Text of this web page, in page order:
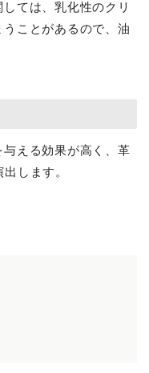
ては、乳化性のクリ
ことがあるので、油
える効果が高く、革
します。